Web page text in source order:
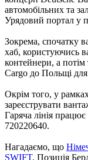
автомобільних та
Урядовий портал у
Зокрема, спочатку
хаб, користуючись
контейнери, а
Cargo до Польщі
Окрім того, у
зареєструвати
Гаряча лінія
720220640.
Нагадаємо, що
SWIFT. Позиція